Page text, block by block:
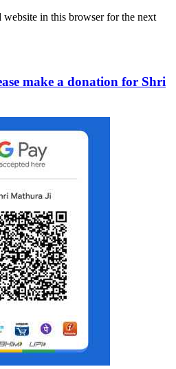
website in this browser for the next
make a donation for Shri